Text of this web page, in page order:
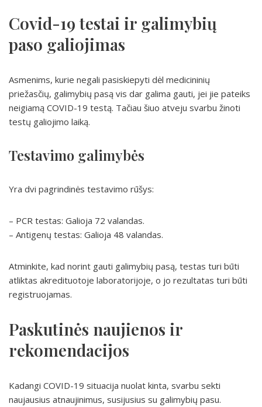
Covid-19 testai ir galimybių
paso galiojimas
Asmenims, kurie negali pasiskiepyti dėl medicininių
priežasčių, galimybių pasą vis dar galima gauti, jei jie pateiks
neigiamą COVID-19 testą. Tačiau šiuo atveju svarbu žinoti
testų galiojimo laiką.
Testavimo galimybės
Yra dvi pagrindinės testavimo rūšys:
– PCR testas: Galioja 72 valandas.
– Antigenų testas: Galioja 48 valandas.
Atminkite, kad norint gauti galimybių pasą, testas turi būti
atliktas akredituotoje laboratorijoje, o jo rezultatas turi būti
registruojamas.
Paskutinės naujienos ir
rekomendacijos
Kadangi COVID-19 situacija nuolat kinta, svarbu sekti
naujausius atnaujinimus, susijusius su galimybių pasu.